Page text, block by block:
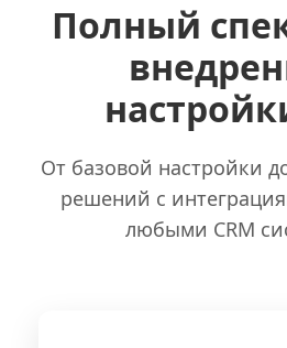
Полный
От базовой настройки
решений с
любыми CRM